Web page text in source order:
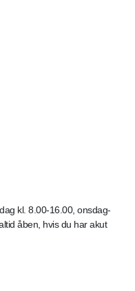
kl. 8.00-16.00, onsdag-
åben, hvis du har akut